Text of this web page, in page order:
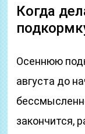
Когда
Осеннюю
августа до
закончится,